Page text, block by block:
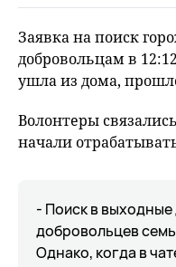
Заявка на поиск
добровольцам в
ушла из дома,
Волонтеры
начали
- Поиск в выходные
добровольцев
Однако, когда в